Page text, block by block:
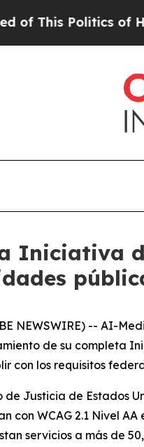
Politics of Hatred”
Iniciativa
NEWSWIRE) --
de su completa
con los requisitos
Justicia de Estados
con WCAG 2.1 Nivel
servicios a más de